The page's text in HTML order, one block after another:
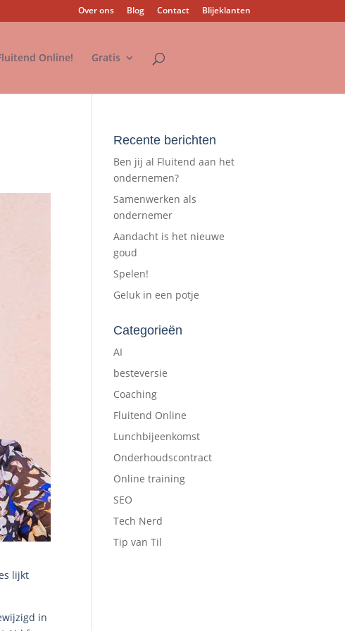
Over ons Blog Contact Blijeklanten
Online! Gratis
lijkt
in
Recente berichten
Ben jij al Fluitend aan het
ondernemen?
Samenwerken als
ondernemer
Aandacht is het nieuwe
goud
Spelen!
Geluk in een potje
Categorieën
AI
besteversie
Coaching
Fluitend Online
Lunchbijeenkomst
Onderhoudscontract
Online training
SEO
Tech Nerd
Tip van Til